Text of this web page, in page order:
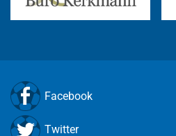
Facebook
Twitter